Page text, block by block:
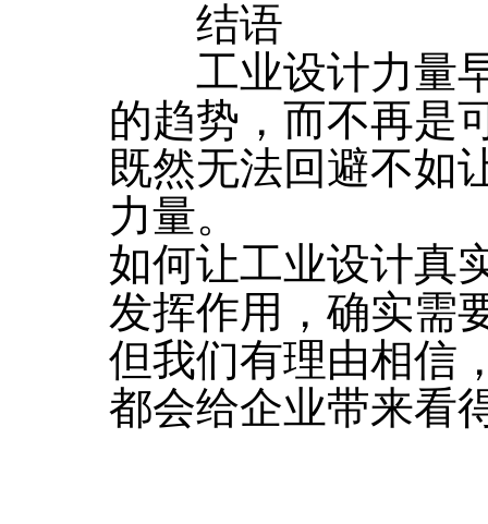
结语
工业设计力量早
的趋势，而不再是
既然无法回避不如
力量。
如何让工业设计真
发挥作用，确实需
但我们有理由相信
都会给企业带来看